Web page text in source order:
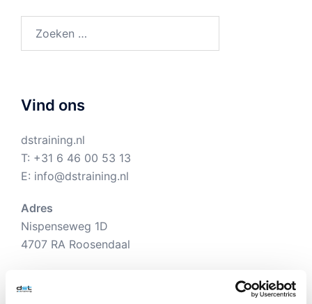
Vind ons
dstraining.nl
T: +31 6 46 00 53 13
E: info@dstraining.nl
Adres
Nispenseweg 1D
4707 RA Roosendaal
DSTraining is 24/7 geopend.